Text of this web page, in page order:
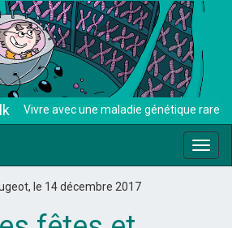
Vivre avec une maladie génétique rare
le 14 décembre 2017